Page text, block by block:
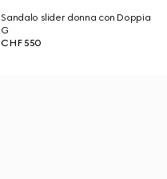
Sandalo slider donna con Doppia
G
CHF 550